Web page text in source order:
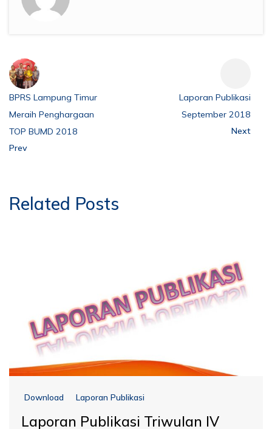
BPRS Lampung Timur
Meraih Penghargaan
TOP BUMD 2018
Prev
Laporan Publikasi
September 2018
Next
Related Posts
Download Laporan Publikasi
Laporan Publikasi Triwulan IV